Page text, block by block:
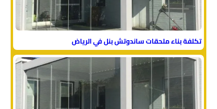
تكلفة بناء ملحقات ساندوتش بنل في الرياض